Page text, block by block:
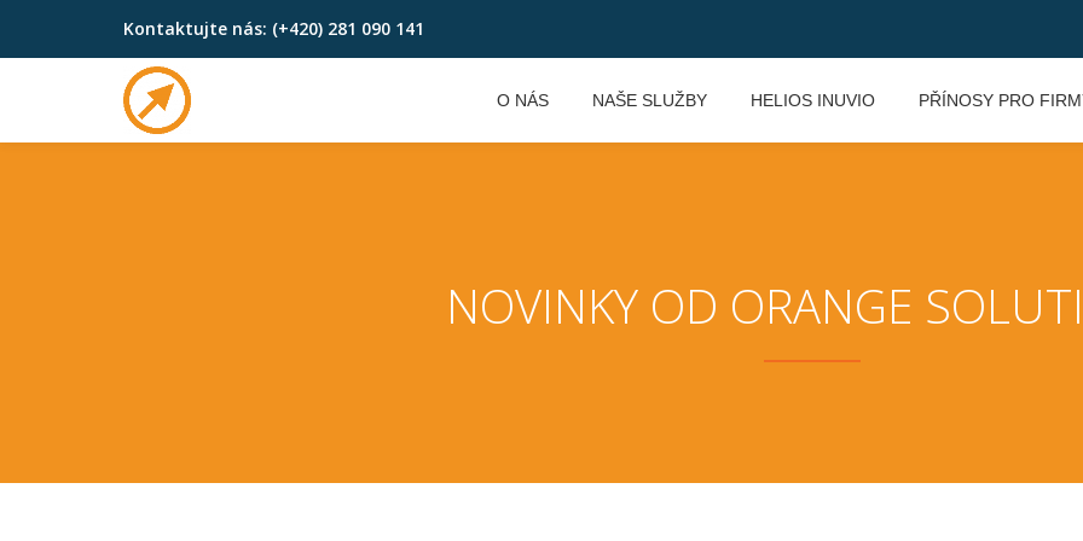
Skip
Kontaktujte nás: (+420) 281 090 141
O NÁS NAŠE SLUŽBY HELIOS INUVIO PŘÍNOSY PRO
NOVINKY OD ORANGE